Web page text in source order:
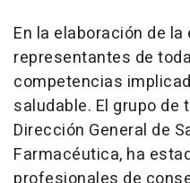
En la elaboración de
representantes de
competencias
saludable. El grupo de
Dirección General de
Farmacéutica, ha